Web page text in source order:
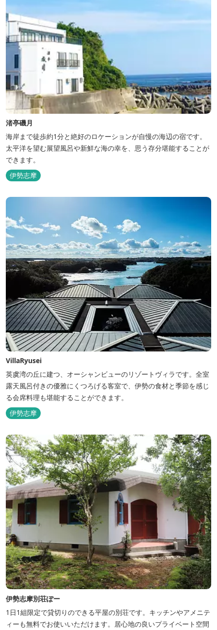
渚亭磯月
海岸まで徒歩約1分と絶好のロケーションが自慢の海辺の宿です。
太平洋を望む展望風呂や新鮮な海の幸を、思う存分堪能することが
できます。
伊勢志摩
VillaRyusei
英虞湾の丘に建つ、オーシャンビューのリゾートヴィラです。全室
露天風呂付きの優雅にくつろげる客室で、伊勢の食材と季節を感じ
る会席料理も堪能することができます。
伊勢志摩
伊勢志摩別荘ぽー
1日1組限定で貸切りのできる平屋の別荘です。キッチンやアメニテ
ィーも無料でお使いいただけます。居心地の良いプライベート空間